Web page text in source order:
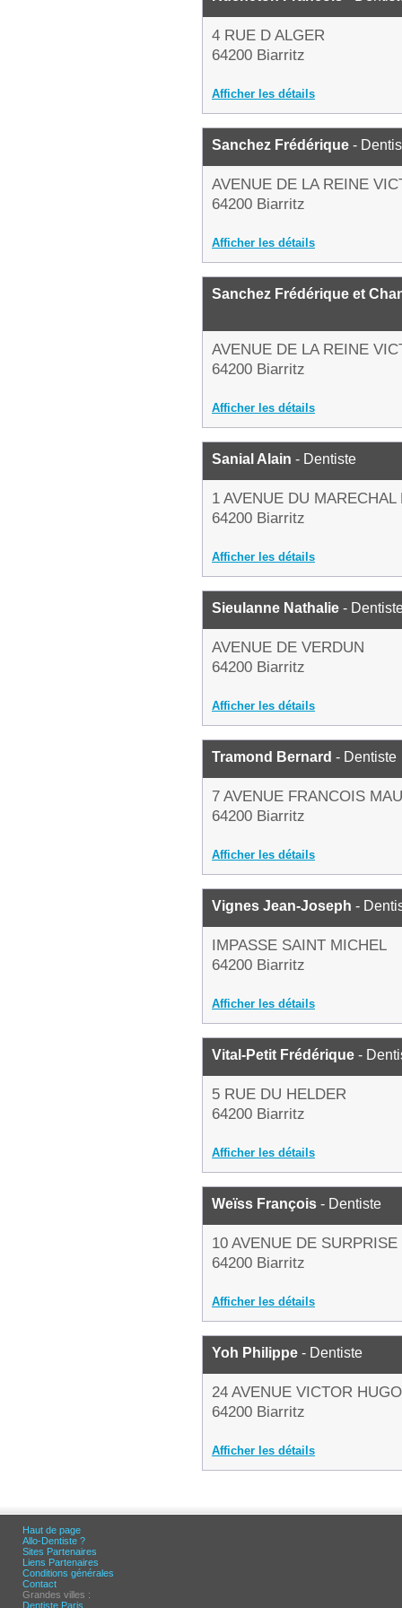
4 RUE D ALGER
64200 Biarritz
Afficher les détails
Sanchez Frédérique -
AVENUE DE LA REINE
64200 Biarritz
Afficher les détails
Sanchez Frédérique et
AVENUE DE LA REINE
64200 Biarritz
Afficher les détails
Sanial Alain - Dentiste
1 AVENUE DU MARECHAL
64200 Biarritz
Afficher les détails
Sieulanne Nathalie -
AVENUE DE VERDUN
64200 Biarritz
Afficher les détails
Tramond Bernard - Dentiste
7 AVENUE FRANCOIS
64200 Biarritz
Afficher les détails
Vignes Jean-Joseph -
IMPASSE SAINT MICHEL
64200 Biarritz
Afficher les détails
Vital-Petit Frédérique -
5 RUE DU HELDER
64200 Biarritz
Afficher les détails
Weïss François - Dentiste
10 AVENUE DE SURPRISE
64200 Biarritz
Afficher les détails
Yoh Philippe - Dentiste
24 AVENUE VICTOR HUGO
64200 Biarritz
Afficher les détails
Haut de page
Allo-Dentiste ?
Sites Partenaires
Liens Partenaires
Conditions générales
Contact
Grandes villes :
Dentiste Paris